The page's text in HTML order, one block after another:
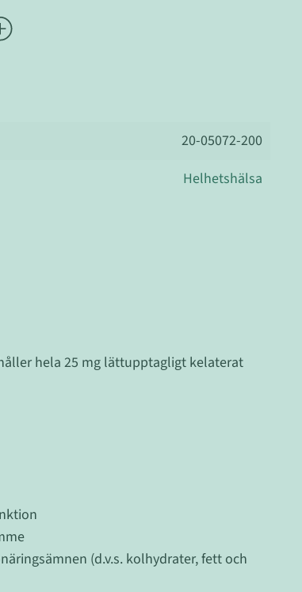
20-05072-200
Helhetshälsa
hela 25 mg lättupptagligt kelaterat
(d.v.s. kolhydrater, fett och